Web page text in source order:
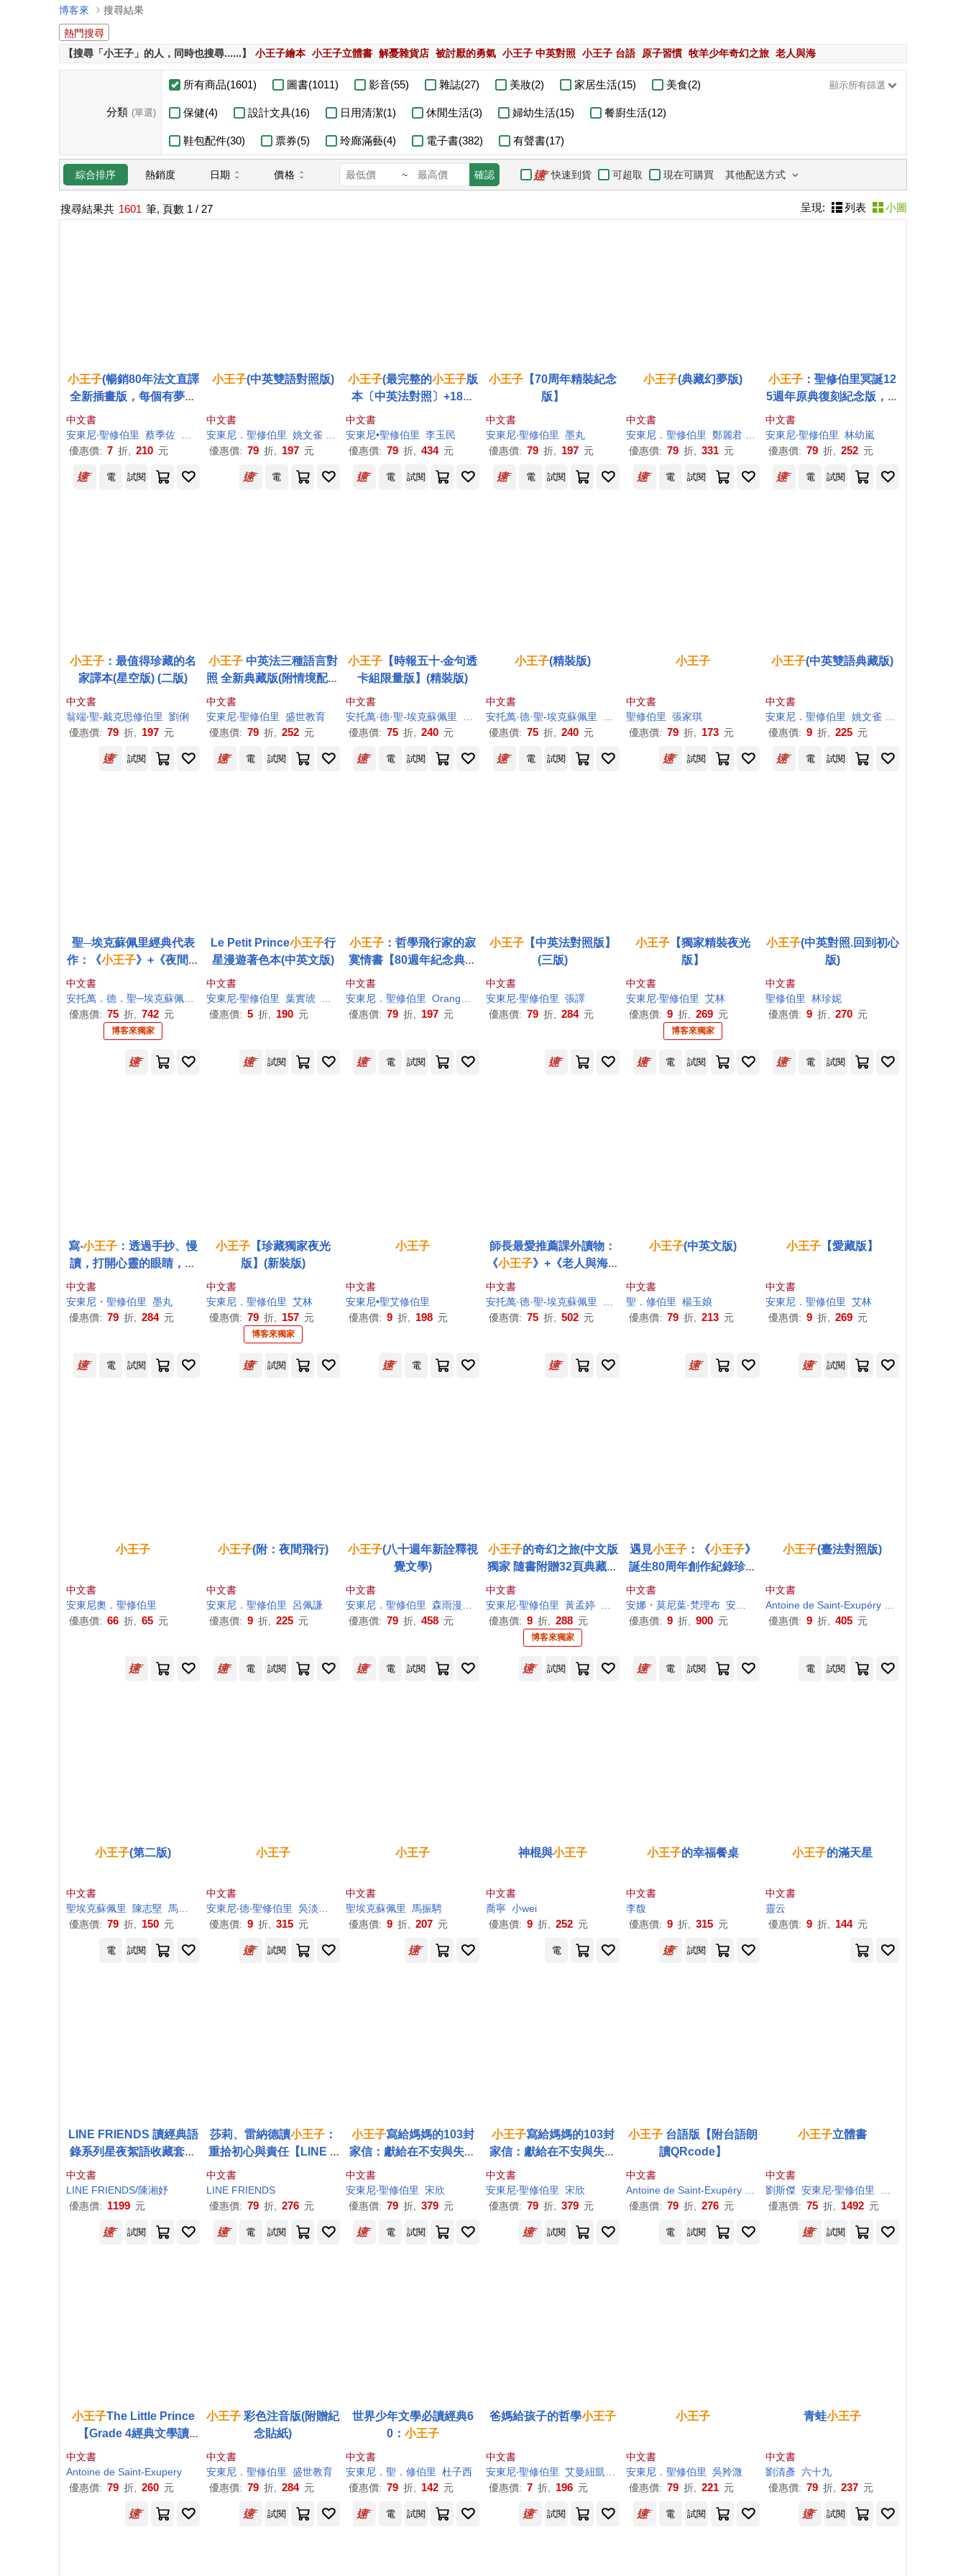
博客來
搜尋結果
熱門搜尋
【搜尋「小王子」的人，同時也搜尋......】
小王子繪本 小王子立體書 解憂雜貨店 被討厭的勇氣 小王子 中英對照 小王子 台語 原子習慣 牧羊少年奇幻之旅 老人與海
分類 (單選)
所有商品(1601) 圖書(1011) 影音(55) 雜誌(27) 美妝(2) 家居生活(15) 美食(2)
保健(4) 設計文具(16) 日用清潔(1) 休閒生活(3) 婦幼生活(15) 餐廚生活(12)
鞋包配件(30) 票券(5) 玲廊滿藝(4) 電子書(382) 有聲書(17)
顯示所有篩選
綜合排序 熱銷度 日期 價格 ~ 確認 快速到貨 可超取 現在可購買 其他配送方式
搜尋結果共 1601 筆, 頁數 1 / 27 呈現: 列表 小圖
小王子(暢銷80年法文直譯
全新插畫版，每個有夢想
的人，都有一本
讀了本書才知道，真正重
要的東西，眼睛是看不見
楚)
中文書
安東尼‧聖修伯里
蔡季佐
鄒瑋珊
優惠價: 7 折, 210 元
小王子(中英雙語對照版)
中文書
安東尼．聖修伯里
姚文雀
曾銘祥
優惠價: 79 折, 197 元
小王子(最完整的小王子版
本〔中英法對照〕+18張
從未曝光的聖修伯里原始
手稿，帶你走進小王子
奇幻誕生之旅)
中文書
安東尼•聖修伯里
李玉民
優惠價: 79 折, 434 元
小王子 【70周年精裝紀念
版】
中文書
安東尼‧聖修伯里
墨丸
優惠價: 79 折, 197 元
小王子(典藏幻夢版)
中文書
安東尼．聖修伯里
鄭麗君
馬克．揚森（Mark Janssen）
優惠價: 79 折, 331 元
小王子 ：聖修伯里冥誕12
5週年原典復刻紀念版，法
文直譯，隨書附贈全本有
聲書
中文書
安東尼‧聖修伯里
林幼嵐
優惠價: 79 折, 252 元
電 試閱 電 電 試閱 電 試閱 電 試閱 電 試閱
小王子 ：最值得珍藏的名
家譯本(星空版) (二版)
中文書
翁端‧聖-戴克思修伯里
劉俐
優惠價: 79 折, 197 元
小王子中英法三種語言對
照 全新典藏版(附情境配樂
中英法朗讀音檔連結及紀
念藏書票)
中文書
安東尼‧聖修伯里
盛世教育
優惠價: 79 折, 252 元
小王子 【時報五十‧金句透
卡組限量版】(精裝版)
中文書
安托萬·德·聖-埃克蘇佩里
優惠價: 75 折, 240 元
小王子(精裝版)
中文書
安托萬·德·聖-埃克蘇佩里
優惠價: 75 折, 240 元
小王子
中文書
聖修伯里
張家琪
優惠價: 79 折, 173 元
小王子(中英雙語典藏版)
中文書
安東尼．聖修伯里
姚文雀
優惠價: 9 折, 225 元
試閱 電 試閱 電 試閱 電 試閱 試閱 電 試閱
聖─埃克蘇佩里經典代表
作：《小王子》+《夜間飛
行》+《風沙星辰》【博客
來獨家】
中文書
劉君強 樹才
優惠價: 75 折, 742 元
博客來獨家
Le Petit Prince小王子行
星漫遊著色本(中英文版)
中文書
安東尼‧聖修伯里
葉實琥
Bunny
優惠價: 5 折, 190 元
小王子 ：哲學飛行家的寂
寞情書【80週年紀念典藏
中文書
安東尼．聖修伯里
Orange bud
優惠價: 79 折, 197 元
小王子 【中英法對照版】
(三版)
中文書
安東尼‧聖修伯里
張譯
優惠價: 79 折, 284 元
小王子【獨家精裝夜光
版】
中文書
安東尼‧聖修伯里
艾林
優惠價: 9 折, 269 元
博客來獨家
小王子(中英對照.回到初心
版)
中文書
聖修伯里
林珍妮
優惠價: 9 折, 270 元
試閱 電 試閱 電 試閱 電 試閱
寫‧小王子 ：透過手抄、慢
讀，打開心靈的眼睛，藉
由書寫，體驗「寫下來」
帶來的改變
中文書
安東尼・聖修伯里
墨丸
優惠價: 79 折, 284 元
小王子【珍藏獨家夜光
版】(新裝版)
中文書
安東尼．聖修伯里
艾林
優惠價: 79 折, 157 元
博客來獨家
小王子
中文書
安東尼•聖艾修伯里
優惠價: 9 折, 198 元
師長最愛推薦課外讀物：
《小王子》+《老人與海》
中文書
安托萬·德·聖-埃克蘇佩里
歐內斯特．海明威 樹才
優惠價: 75 折, 502 元
小王子(中英文版)
中文書
聖．修伯里
楊玉娘
優惠價: 79 折, 213 元
小王子 【愛藏版】
中文書
安東尼．聖修伯里
艾林
優惠價: 9 折, 269 元
電 試閱 試閱 電 試閱
小王子
中文書
安東尼奧．聖修伯里
優惠價: 66 折, 65 元
小王子(附：夜間飛行)
中文書
安東尼．聖修伯里
呂佩謙
優惠價: 9 折, 225 元
小王子(八十週年新詮釋視
覺文學)
中文書
安東尼．聖修伯里
森雨漫(吳小鷺)
李玉民
優惠價: 79 折, 458 元
小王子的奇幻之旅(中文版
獨家 隨書附贈32頁典藏版
中文書
安東尼‧聖修伯里
黃孟婷 黃筱筠 李浩石
優惠價: 9 折, 288 元
博客來獨家
遇見小王子：《小王子》
誕生80周年創作紀錄珍藏
集(送明信片組)
中文書
安娜・莫尼葉·梵理布 安東尼・聖修伯里 阿勒班・瑟理吉耶
優惠價: 9 折, 900 元
小王子(臺法對照版)
中文書
Antoine de Saint-Exupéry
優惠價: 9 折, 405 元
電 試閱 電 試閱 試閱 電 試閱 電 試閱
小王子(第二版)
中文書
聖埃克蘇佩里
陳志堅
馬振聘
優惠價: 79 折, 150 元
小王子
中文書
安東尼‧德‧聖修伯里
吳淡如
陳雅玲
優惠價: 9 折, 315 元
小王子
中文書
聖埃克蘇佩里
馬振騁
優惠價: 9 折, 207 元
神棍與小王子
中文書
喬寧 小wei
優惠價: 9 折, 252 元
小王子的幸福餐桌
中文書
李馥
優惠價: 9 折, 315 元
小王子的滿天星
中文書
靈云
優惠價: 9 折, 144 元
電 試閱 試閱 電 試閱
LINE FRIENDS 讀經典語
錄系列星夜絮語收藏套組
(熊大、兔兔讀傲慢與偏見
+莎莉、雷納德讀小王子
+部長、詹姆士讀孫子兵
中文書
LINE FRIENDS/陳湘妤
優惠價: 1199 元
莎莉、雷納德讀小王子：
重拾初心與責任【LINE F
RIENDS讀經典語錄系
列】
中文書
LINE FRIENDS
優惠價: 79 折, 276 元
小王子寫給媽媽的103封
家信：獻給在不安與失序
之中，仍選擇溫柔對待世
界的人
中文書
安東尼‧聖修伯里
宋欣
優惠價: 79 折, 379 元
小王子寫給媽媽的103封
家信：獻給在不安與失序
之中，仍選擇溫柔對待世
界的人【首刷限量隨書附
贈《小王子》紀念購書
中文書
安東尼‧聖修伯里
宋欣
優惠價: 79 折, 379 元
小王子台語版【附台語朗
讀QRcode】
中文書
Antoine de Saint-Exupéry
蔡雅菁 呂芊虹 陳家希
優惠價: 79 折, 276 元
小王子立體書
中文書
劉斯傑 安東尼‧聖修伯里
優惠價: 75 折, 1492 元
試閱 電 試閱 電 試閱 試閱 電 試閱 試閱
小王子The Little Prince
【Grade 4經典文學讀
本】二版(25K+寂天雲隨
身聽APP)
中文書
Antoine de Saint-Exupery
優惠價: 79 折, 260 元
小王子 彩色注音版(附贈紀
念貼紙)
中文書
安東尼．聖修伯里
盛世教育
優惠價: 79 折, 284 元
世界少年文學必讀經典6
0： 小王子
中文書
安東尼．聖．修伯里
杜子西
優惠價: 79 折, 142 元
爸媽給孩子的哲學小王子
中文書
安東尼‧聖修伯里
艾曼紐凱西樂伯
周志誠
優惠價: 7 折, 196 元
小王子
中文書
安東尼．聖修伯里
吳羚溦
優惠價: 79 折, 221 元
青蛙小王子
中文書
劉清彥 六十九
優惠價: 79 折, 237 元
試閱 電 試閱 試閱 電 試閱 試閱